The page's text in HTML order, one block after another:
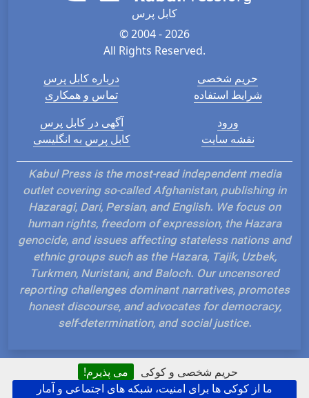
حریم شخصی و کوکی
می پذیرم!
ما از کوکی ها برای امنیت، شبکه های اجتماعی و آمار
کابل پرس
© 2004 - 2026
All Rights Reserved.
درباره کابل پرس
تماس و همکاری
حریم شخصی
شرایط استفاده
آگهی در کابل پرس
کابل پرس به انگلیسی
ورود
نقشه سایت
Kabul Press is the most-read independent media
outlet covering so-called Afghanistan, publishing in
Hazaragi, Dari, Persian, and English. We focus on
human rights, freedom of expression, the Hazara
genocide, and issues affecting stateless nations and
ethnic groups such as the Hazara, Tajik, Uzbek,
Turkmen, Nuristani, and Baloch. Our uncensored
reporting challenges dominant narratives, promotes
honest discourse, and advocates for democracy,
self-determination, and social justice.
Hosted and Developed by IP Plans